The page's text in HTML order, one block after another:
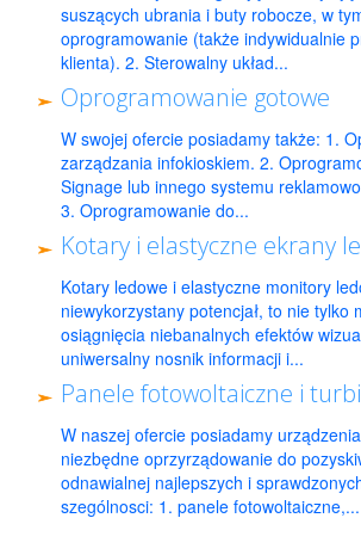
suszących ubrania i buty robocze, w
oprogramowanie (także indywidualnie
klienta). 2. Sterowalny układ...
Oprogramowanie gotowe
W swojej ofercie posiadamy także: 1.
zarządzania infokioskiem. 2.
Signage lub innego systemu
3. Oprogramowanie do...
Kotary i elastyczne ekrany
Kotary ledowe i elastyczne monitory
niewykorzystany potencjał, to nie tylko
osiągnięcia niebanalnych efektów
uniwersalny nosnik informacji i...
Panele fotowoltaiczne i
W naszej ofercie posiadamy
niezbędne oprzyrządowanie do
odnawialnej najlepszych i
szególnosci: 1. panele fotowoltaiczne,...